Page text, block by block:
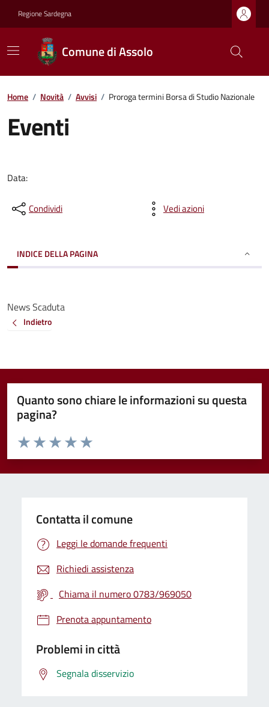
Regione Sardegna
Comune di Assolo
Home / Novità / Avvisi / Proroga termini Borsa di Studio Nazionale
Eventi
Data:
Condividi Vedi azioni
INDICE DELLA PAGINA
News Scaduta
Indietro
Quanto sono chiare le informazioni su questa
pagina?
Valuta da 1 a 5 stelle la pagina
Valuta 5 stelle su 5
Valuta 4 stelle su 5
Valuta 3 stelle su 5
Valuta 2 stelle su 5
Valuta 1 stelle su 5
Contatta il comune
Leggi le domande frequenti
Richiedi assistenza
Chiama il numero 0783/969050
Prenota appuntamento
Problemi in città
Segnala disservizio